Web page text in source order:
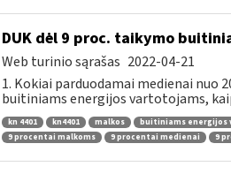
DUK dėl 9 proc. taikymo
Web turinio sąrašas 2022-04-21
1. Kokiai parduodamai medienai nuo
buitiniams energijos vartotojams,
kn 4401 kn4401 malkos buitiniams energijos
9 procentai malkoms
9 procentai medienai 9